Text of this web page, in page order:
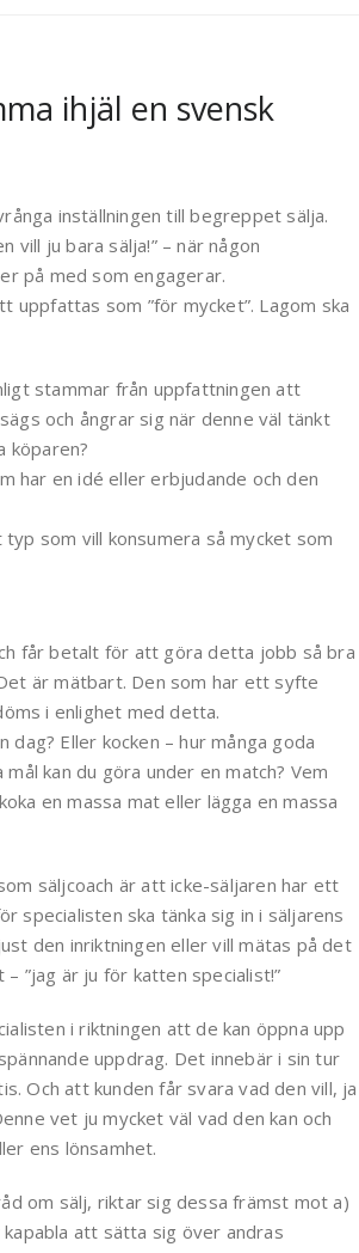
ihjäl en svensk
inställningen till begreppet sälja.
vill ju bara sälja!” – när någon
på med som engagerar.
som ”för mycket”. Lagom ska
stammar från uppfattningen att
och ångrar sig när denne väl tänkt
köparen?
har en idé eller erbjudande och den
som vill konsumera så mycket som
får betalt för att göra detta jobb så bra
är mätbart. Den som har ett syfte
i enlighet med detta.
dag? Eller kocken – hur många goda
kan du göra under en match? Vem
en massa mat eller lägga en massa
säljcoach är att icke-säljaren har ett
specialisten ska tänka sig in i säljarens
den inriktningen eller vill mätas på det
”jag är ju för katten specialist!”
i riktningen att de kan öppna upp
uppdrag. Det innebär i sin tur
Och att kunden får svara vad den vill, ja
vet ju mycket väl vad den kan och
ens lönsamhet.
om sälj, riktar sig dessa främst mot a)
att sätta sig över andras